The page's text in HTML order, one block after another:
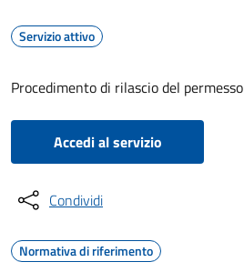
Servizio attivo
Procedimento di rilascio del
Accedi al servizio
Condividi
Normativa di riferimento